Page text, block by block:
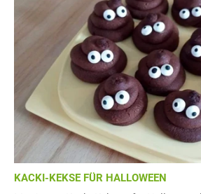
KACKI-KEKSE FÜR HALLOWEEN